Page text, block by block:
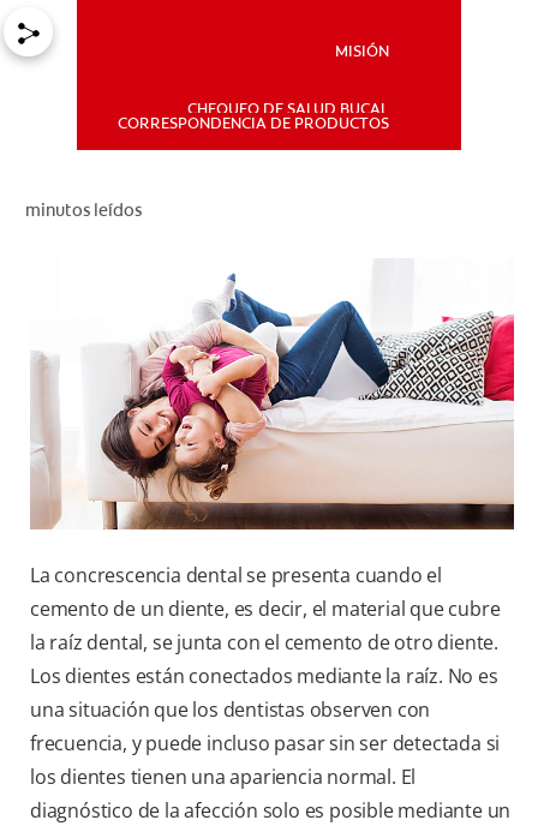
PARA PROFESIONALES
CUPONES
MISIÓN
CHEQUEO DE SALUD BUCAL
CORRESPONDENCIA DE PRODUCTOS
minutos leídos
La concrescencia dental se presenta cuando el
cemento de un diente, es decir, el material que cubre
la raíz dental, se junta con el cemento de otro diente.
Los dientes están conectados mediante la raíz. No es
una situación que los dentistas observen con
frecuencia, y puede incluso pasar sin ser detectada si
los dientes tienen una apariencia normal. El
diagnóstico de la afección solo es posible mediante un